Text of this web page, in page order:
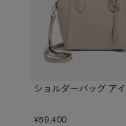
ショルダーバッグ ア
¥59,400